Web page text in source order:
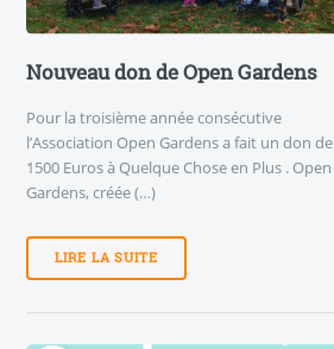
Nouveau don de Open Gardens
Pour la troisième année consécutive
l’Association Open Gardens a fait un don de
1500 Euros à Quelque Chose en Plus . Open
Gardens, créée (…)
LIRE LA SUITE